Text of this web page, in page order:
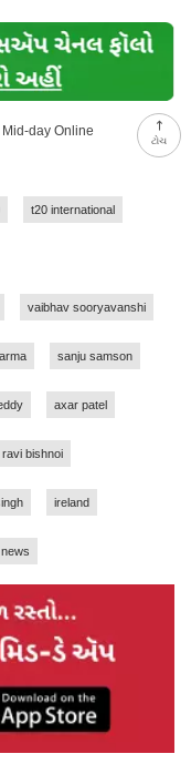
ટોચ
day Online
t20 international
vaibhav sooryavanshi
sanju samson
axar patel
ravi bishnoi
ireland